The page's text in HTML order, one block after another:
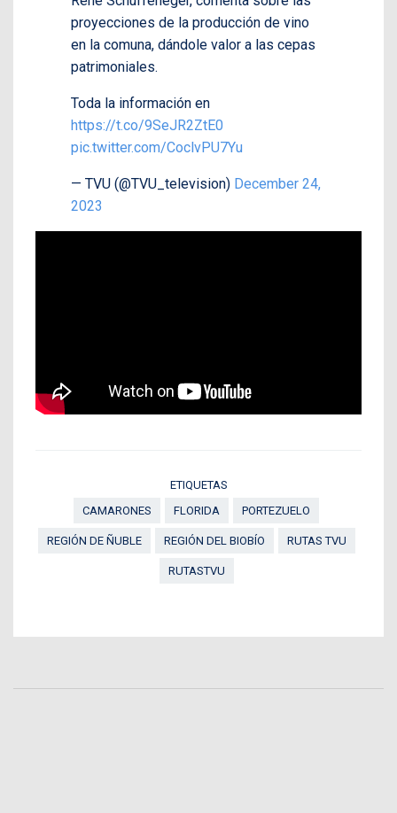
proyecciones de la producción de vino
en la comuna, dándole valor a las cepas
patrimoniales.
Toda la información en
https://t.co/9SeJR2ZtE0
pic.twitter.com/CoclvPU7Yu
— TVU (@TVU_television) December 24,
2023
ETIQUETAS
CAMARONES
FLORIDA PORTEZUELO
REGIÓN DE ÑUBLE REGIÓN DEL BIOBÍO RUTAS TVU
RUTASTVU